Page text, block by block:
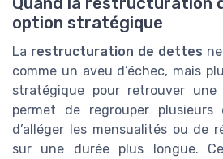
option stratégique
La restructuration de dettes
comme un aveu d’échec, mais
stratégique pour retrouver une
permet de regrouper
d’alléger les mensualités ou de
sur une durée plus longue.